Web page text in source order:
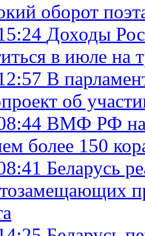
оборот
Доходы
в июле на
В
об
ВМФ РФ
более 150
Беларусь